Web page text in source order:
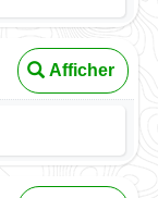
Afficher